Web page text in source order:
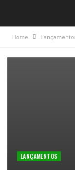
Home
LANÇAMENTOS